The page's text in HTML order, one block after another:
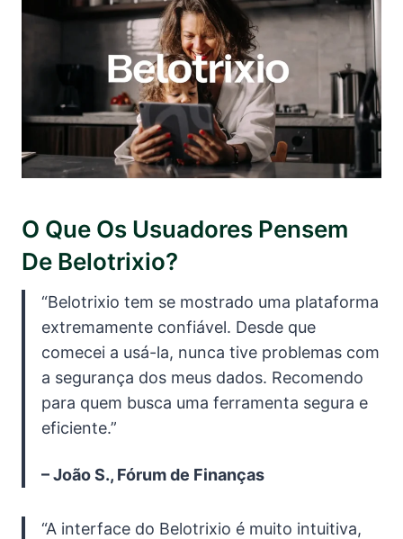
O Que Os Usuadores Pensem
De Belotrixio?
“Belotrixio tem se mostrado uma plataforma
extremamente confiável. Desde que
comecei a usá-la, nunca tive problemas com
a segurança dos meus dados. Recomendo
para quem busca uma ferramenta segura e
eficiente.”
– João S., Fórum de Finanças
“A interface do Belotrixio é muito intuitiva,